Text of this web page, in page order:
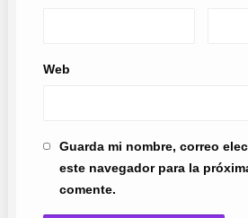
Web
Guarda mi nombre, correo
este navegador para la
comente.